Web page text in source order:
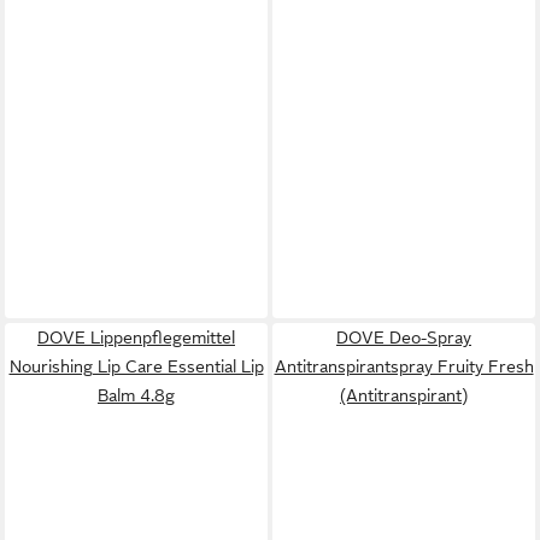
DOVE Lippenpflegemittel
Nourishing Lip Care Essential Lip
Balm 4.8g
DOVE Deo-Spray
Antitranspirantspray Fruity Fresh
(Antitranspirant)